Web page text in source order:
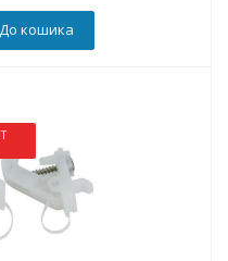
До кошика